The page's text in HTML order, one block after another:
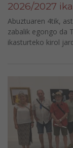
2026/2027
Abuztuaren 4tik,
zabalik egongo da
ikasturteko kirol